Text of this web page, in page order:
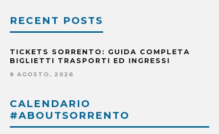
RECENT POSTS
TICKETS SORRENTO: GUIDA COMPLETA
BIGLIETTI TRASPORTI ED INGRESSI
8 AGOSTO, 2026
CALENDARIO
#ABOUTSORRENTO